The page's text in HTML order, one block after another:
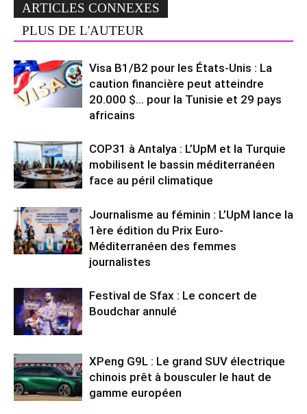
ARTICLES CONNEXES
PLUS DE L'AUTEUR
Visa B1/B2 pour les États-Unis : La
caution financière peut atteindre
20.000 $… pour la Tunisie et 29 pays
africains
COP31 à Antalya : L’UpM et la Turquie
mobilisent le bassin méditerranéen
face au péril climatique
Journalisme au féminin : L’UpM lance la
1ère édition du Prix Euro-
Méditerranéen des femmes
journalistes
Festival de Sfax : Le concert de
Boudchar annulé
XPeng G9L : Le grand SUV électrique
chinois prêt à bousculer le haut de
gamme européen